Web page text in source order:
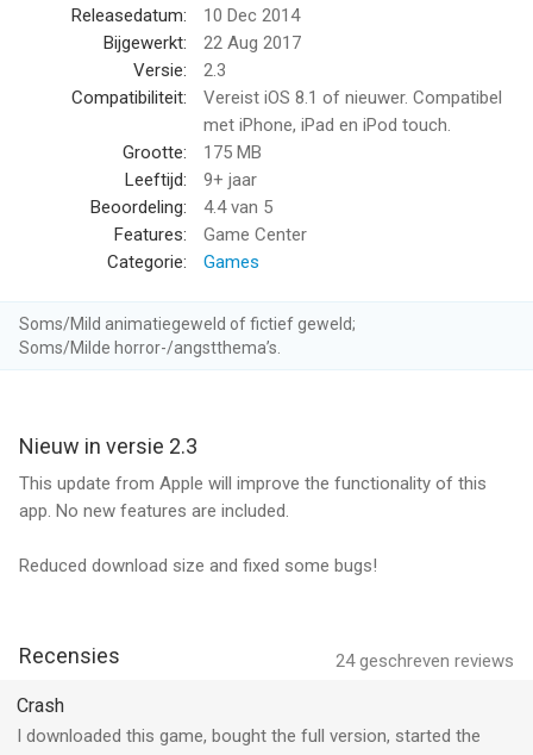
- Hilarious story with memorable characters like Fontana, who
is convinced she can see the future!
- Solve devious puzzles and riddles!
- Find hidden objects that help you break free!
- It’s free! No registration, no hassles, just download and play.
Find out the mysteries of the famous and rich mysterious
Wickham Manor. Will more guests be murdered? Will you be
able to solve the case and escape before it is too late?
https://www.facebook.com/adventureescape!
--
app voor iPhone, iPad en iPod touch met iOS versie 8.1 of
hoger, geschikt bevonden voor gebruikers met leeftijden vanaf
9 jaar.
Informatie voor Adventure Escape: Murder Manoris het laatst
Releasedatum:
10 Dec 2014
Bijgewerkt:
22 Aug 2017
Versie:
2.3
Compatibiliteit:
Vereist iOS 8.1 of nieuwer. Compatibel
met iPhone, iPad en iPod touch.
Grootte:
175 MB
Leeftijd:
9+ jaar
Beoordeling:
4.4van 5
Features:
Game Center
Categorie:
Games
Soms/Mild animatiegeweld of fictief geweld;
Soms/Milde horror-/angstthema’s.
Nieuw in versie 2.3
This update from Apple will improve the functionality of this
app. No new features are included.
Reduced download size and fixed some bugs!
24geschreven reviews
Recensies
Crash
I downloaded this game, bought the full version, started the